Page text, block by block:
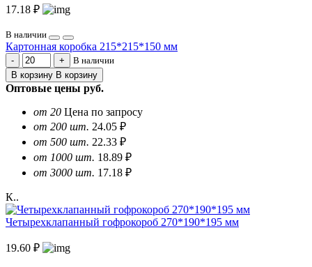
17.18 ₽
В наличии
Картонная коробка 215*215*150 мм
В наличии
В корзину В корзину
Оптовые цены руб.
от 20 Цена по запросу
от 200 шт. 24.05 ₽
от 500 шт. 22.33 ₽
от 1000 шт. 18.89 ₽
от 3000 шт. 17.18 ₽
К..
Четырехклапанный гофрокороб 270*190*195 мм
19.60 ₽